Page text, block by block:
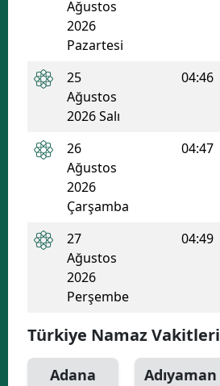
Ağustos
2026
Pazartesi
25
Ağustos
2026 Salı
04:46
26
Ağustos
2026
Çarşamba
04:47
27
Ağustos
2026
Perşembe
04:49
Türkiye Namaz Vakitleri
Adana
Adıyaman